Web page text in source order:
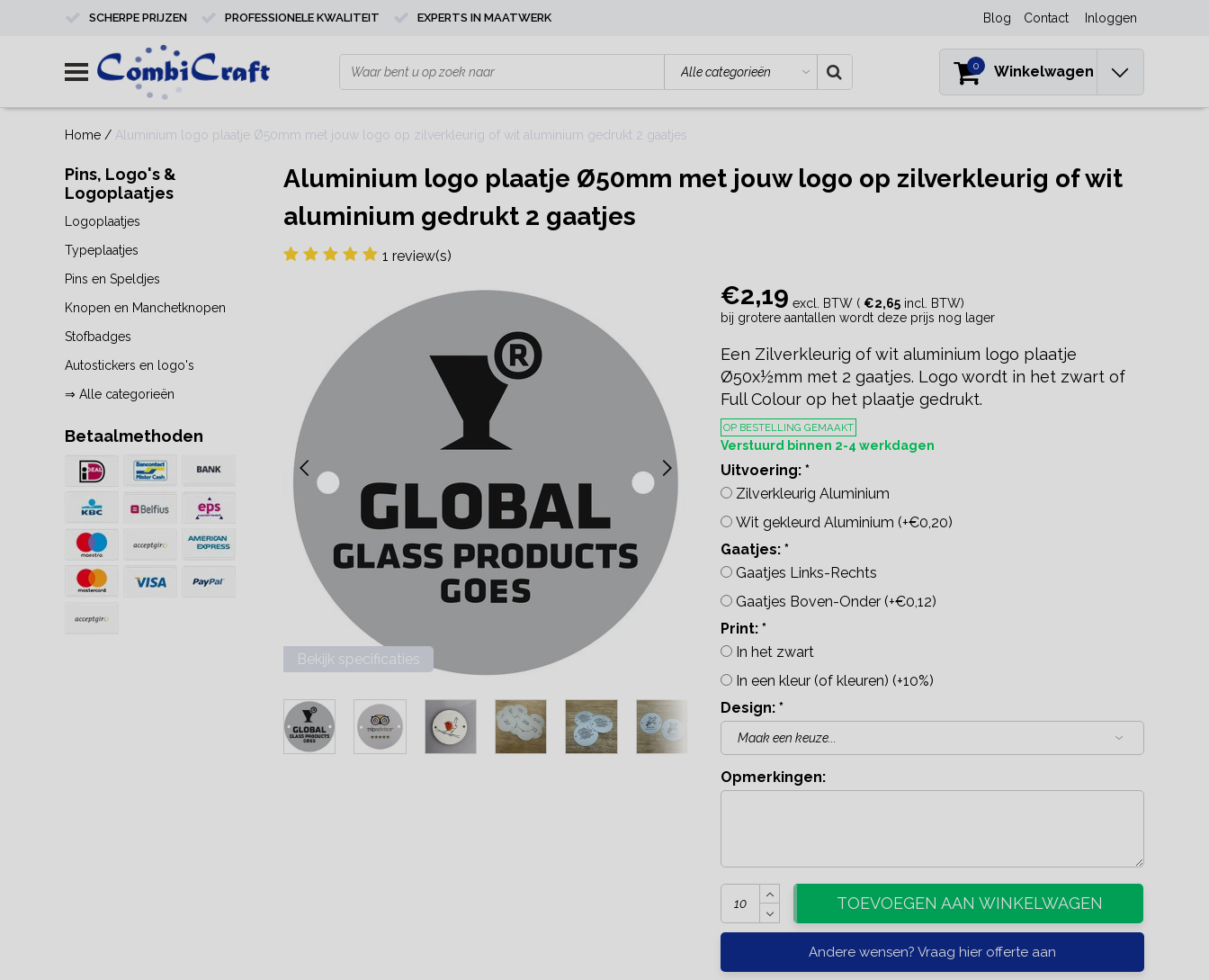
SCHERPE PRIJZEN PROFESSIONELE KWALITEIT EXPERTS IN MAATWERK Blog Contact Inloggen
0 Winkelwagen
Home / Aluminium logo plaatje Ø50mm met jouw logo op zilverkleurig of wit aluminium gedrukt 2 gaatjes
Pins, Logo's &
Logoplaatjes
Logoplaatjes
Typeplaatjes
Pins en Speldjes
Knopen en Manchetknopen
Stofbadges
Autostickers en logo's
⇒ Alle categorieën
Betaalmethoden
Aluminium logo plaatje Ø50mm met jouw logo op zilverkleurig of wit
aluminium gedrukt 2 gaatjes
1 review(s)
Bekijk specificaties
€2,19 excl. BTW ( €2,65 incl. BTW)
bij grotere aantallen wordt deze prijs nog lager
Een Zilverkleurig of wit aluminium logo plaatje
Ø50x½mm met 2 gaatjes. Logo wordt in het zwart of
Full Colour op het plaatje gedrukt.
OP BESTELLING GEMAAKT
Verstuurd binnen 2-4 werkdagen
Uitvoering: *
Zilverkleurig Aluminium
Wit gekleurd Aluminium (+€0,20)
Gaatjes: *
Gaatjes Links-Rechts
Gaatjes Boven-Onder (+€0,12)
Print: *
In het zwart
In een kleur (of kleuren) (+10%)
Design: *
Opmerkingen:
TOEVOEGEN AAN WINKELWAGEN
Andere wensen? Vraag hier offerte aan